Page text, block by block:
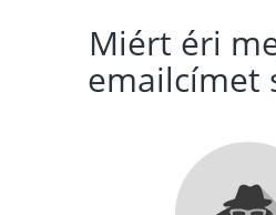
Miért éri
emailcímet